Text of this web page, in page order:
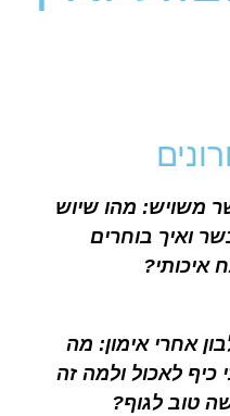
משויש: מהו שיוש
ואיך בוחרים
איכותי?
אחרי אימון: מה
כיף לאכול ולמה זה
טוב לגוף?